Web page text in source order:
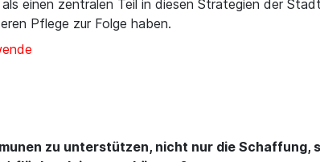
einen zentralen Teil in diesen Strategien der
Pflege zur Folge haben.
zu unterstützen, nicht nur die Schaffung,